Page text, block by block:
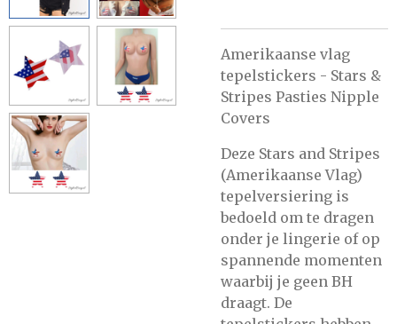
Amerikaanse vlag
tepelstickers - Stars &
Stripes Pasties Nipple
Covers
Deze Stars and Stripes
(Amerikaanse Vlag)
tepelversiering is
bedoeld om te dragen
onder je lingerie of op
spannende momenten
waarbij je geen BH
draagt. De